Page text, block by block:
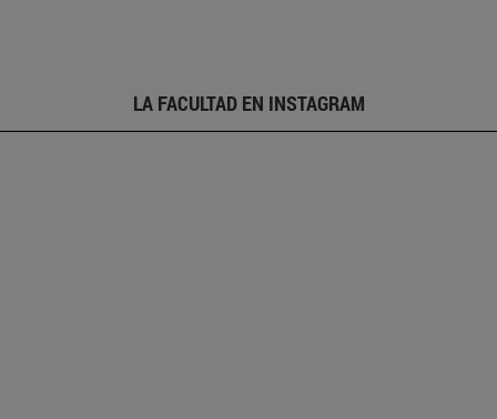
LA FACULTAD EN INSTAGRAM